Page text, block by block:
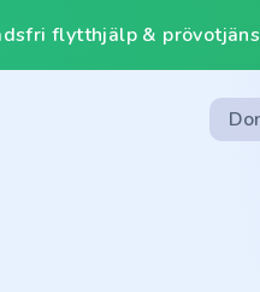
flytthjälp &